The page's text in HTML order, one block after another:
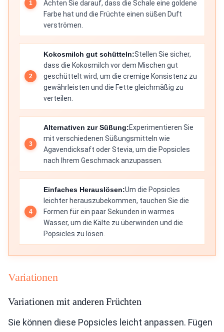
Achten Sie darauf, dass die Schale eine goldene
Farbe hat und die Früchte einen süßen Duft
verströmen.
Kokosmilch gut schütteln:Stellen Sie sicher,
dass die Kokosmilch vor dem Mischen gut
geschüttelt wird, um die cremige Konsistenz zu
gewährleisten und die Fette gleichmäßig zu
verteilen.
Alternativen zur Süßung:Experimentieren Sie
mit verschiedenen Süßungsmitteln wie
Agavendicksaft oder Stevia, um die Popsicles
nach Ihrem Geschmack anzupassen.
Einfaches Herauslösen:Um die Popsicles
leichter herauszubekommen, tauchen Sie die
Formen für ein paar Sekunden in warmes
Wasser, um die Kälte zu überwinden und die
Popsicles zu lösen.
Variationen
Variationen mit anderen Früchten
Sie können diese Popsicles leicht anpassen. Fügen